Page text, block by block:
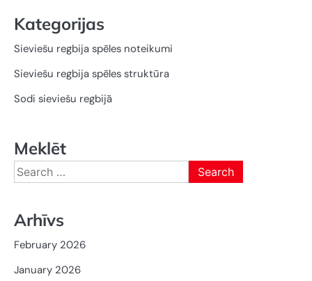
Kategorijas
Sieviešu regbija spēles noteikumi
Sieviešu regbija spēles struktūra
Sodi sieviešu regbijā
Meklēt
Search
for:
Arhīvs
February 2026
January 2026